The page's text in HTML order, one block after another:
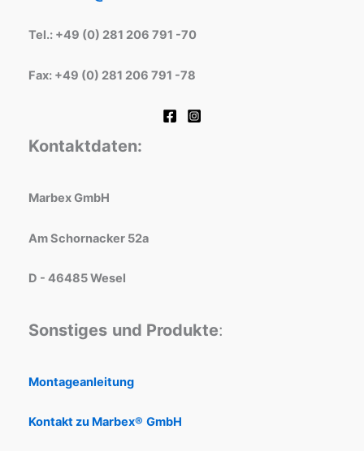
Tel.: +49 (0) 281 206 791 -70
Fax: +49 (0) 281 206 791 -78
Kontaktdaten:
Marbex GmbH
Am Schornacker 52a
D - 46485 Wesel
Sonstiges und Produkte:
Montageanleitung
Kontakt zu Marbex® GmbH